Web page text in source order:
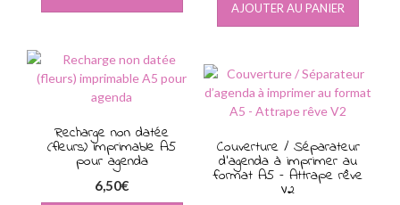
AJOUTER AU PANIER
Recharge non datée
(fleurs) imprimable A5
pour agenda
6,50€
Couverture / Séparateur
d’agenda à imprimer au
format A5 – Attrape rêve
V2